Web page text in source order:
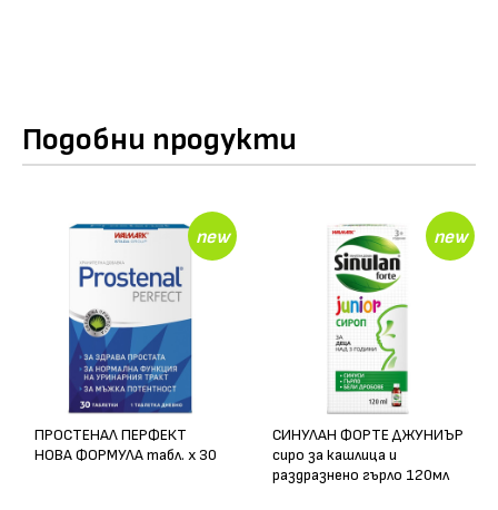
Подобни продукти
new
ПРОСТЕНАЛ ПЕРФЕКТ
НОВА ФОРМУЛА табл. х 30
new
СИНУЛАН ФОРТЕ ДЖУНИЪР
сиро за кашлица и
раздразнено гърло 120мл